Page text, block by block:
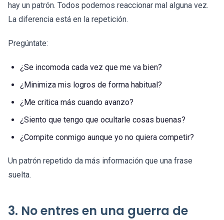
hay un patrón. Todos podemos reaccionar mal alguna vez.
La diferencia está en la repetición.
Pregúntate:
¿Se incomoda cada vez que me va bien?
¿Minimiza mis logros de forma habitual?
¿Me critica más cuando avanzo?
¿Siento que tengo que ocultarle cosas buenas?
¿Compite conmigo aunque yo no quiera competir?
Un patrón repetido da más información que una frase
suelta.
3. No entres en una guerra de